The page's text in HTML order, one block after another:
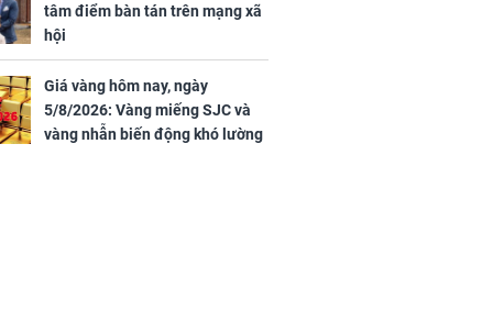
tâm điểm bàn tán trên mạng xã
hội
Giá vàng hôm nay, ngày
5/8/2026: Vàng miếng SJC và
vàng nhẫn biến động khó lường